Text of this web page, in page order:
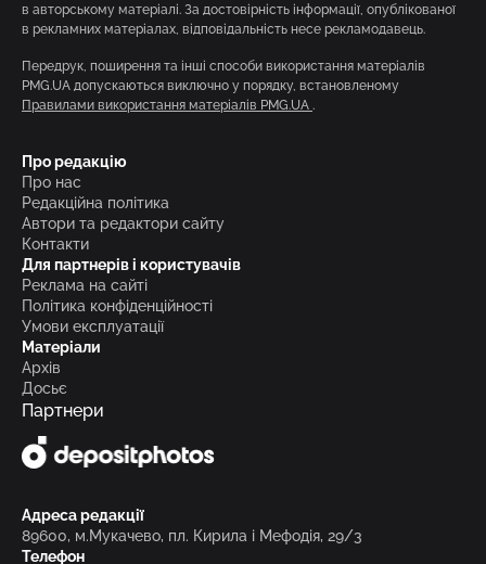
в авторському матеріалі. За достовірність інформації, опублікованої
в рекламних матеріалах, відповідальність несе рекламодавець.
Передрук, поширення та інші способи використання матеріалів
PMG.UA допускаються виключно у порядку, встановленому
Правилами використання матеріалів PMG.UA .
Про редакцію
Про нас
Редакційна політика
Автори та редактори сайту
Контакти
Для партнерів і користувачів
Реклама на сайті
Політика конфіденційності
Умови експлуатації
Матеріали
Архів
Досьє
Партнери
Адреса редакції
89600, м.Мукачево, пл. Кирила і Мефодія, 29/3
Телефон